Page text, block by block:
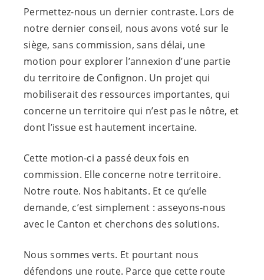
Permettez-nous un dernier contraste. Lors de
notre dernier conseil, nous avons voté sur le
siège, sans commission, sans délai, une
motion pour explorer l’annexion d’une partie
du territoire de Confignon. Un projet qui
mobiliserait des ressources importantes, qui
concerne un territoire qui n’est pas le nôtre, et
dont l’issue est hautement incertaine.
Cette motion-ci a passé deux fois en
commission. Elle concerne notre territoire.
Notre route. Nos habitants. Et ce qu’elle
demande, c’est simplement : asseyons-nous
avec le Canton et cherchons des solutions.
Nous sommes verts. Et pourtant nous
défendons une route. Parce que cette route